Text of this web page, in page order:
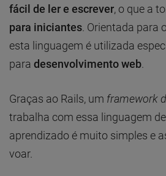
fácil de ler e escrever, o que a
para iniciantes . Orientada
esta linguagem é utilizada
para desenvolvimento web
Graças ao Rails, um framework
trabalha com essa linguagem
aprendizado é muito simples e
voar.